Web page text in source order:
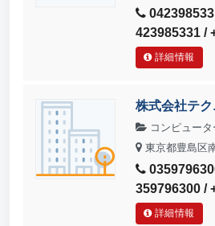
423985331 /
詳細情報
株式会社テ
コンピュータ
東京都豊島区
359796300 /
詳細情報